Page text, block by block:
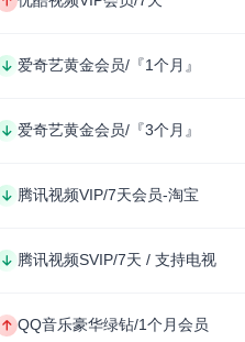
爱奇艺黄金会员/『1个月』
爱奇艺黄金会员/『3个月』
腾讯视频VIP/7天会员-淘宝
腾讯视频SVIP/7天 / 支持电视
QQ音乐豪华绿钻/1个月会员